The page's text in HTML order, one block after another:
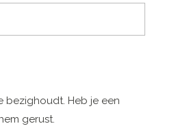
bezighoudt. Heb je een
gerust.